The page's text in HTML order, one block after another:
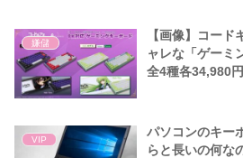
嫌儲
【画像】コー
ャレな「ゲーミ
全4種各34,980円
VIP
パソコンのキー
らと長いの何な